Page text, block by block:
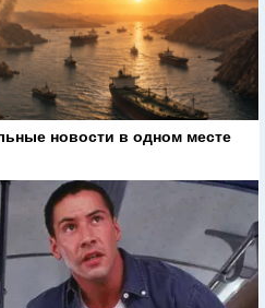
новости в одном месте